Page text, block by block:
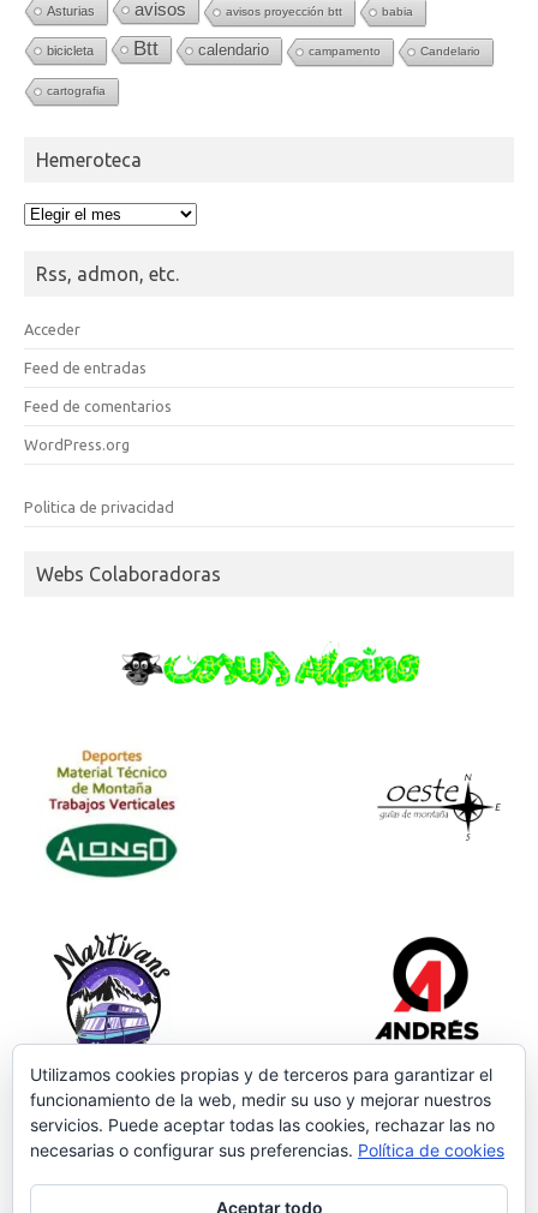
Asturias avisos avisos proyección btt babia
bicicleta Btt calendario campamento Candelario
cartografia
Hemeroteca
Hemeroteca
Rss, admon, etc.
Acceder
Feed de entradas
Feed de comentarios
WordPress.org
Politica de privacidad
Webs Colaboradoras
Utilizamos cookies propias y de terceros para garantizar el
funcionamiento de la web, medir su uso y mejorar nuestros
servicios. Puede aceptar todas las cookies, rechazar las no
necesarias o configurar sus preferencias. Política de cookies
Aceptar todo